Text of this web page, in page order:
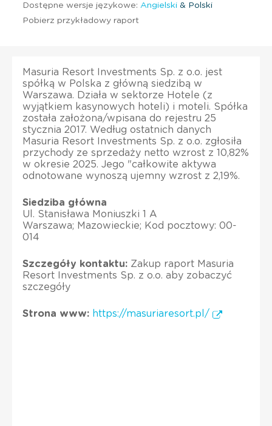
Dostępne wersje językowe: Angielski & Polski
Pobierz przykładowy raport
Masuria Resort Investments Sp. z o.o. jest
spółką w Polska z główną siedzibą w
Warszawa. Działa w sektorze Hotele (z
wyjątkiem kasynowych hoteli) i moteli. Spółka
została założona/wpisana do rejestru 25
stycznia 2017. Według ostatnich danych
Masuria Resort Investments Sp. z o.o. zgłosiła
przychody ze sprzedaży netto wzrost z 10,82%
w okresie 2025. Jego "całkowite aktywa
odnotowane wynoszą ujemny wzrost z 2,19%.
Siedziba główna
Ul. Stanisława Moniuszki 1 A
Warszawa; Mazowieckie; Kod pocztowy: 00-
014
Szczegóły kontaktu: Zakup raport Masuria
Resort Investments Sp. z o.o. aby zobaczyć
szczegóły
Strona www: https://masuriaresort.pl/